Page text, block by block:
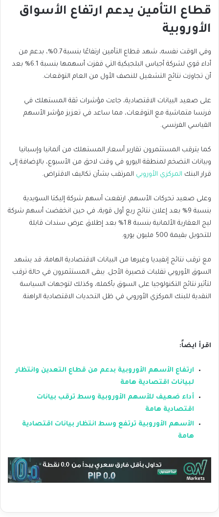
قطاع التأمين يدعم ارتفاع الأسواق
الأوروبية
وفي الوقت نفسه، شهد قطاع التأمين ارتفاعًا بنسبة 0.7%، بدعم من
أداء قوي لشركة أجياس البلجيكية التي قفزت أسهمها بنسبة 6.1% بعد
أن تجاوزت نتائج التشغيل للنصف الأول من العام التوقعات.
على صعيد البيانات الاقتصادية، جاءت مؤشرات ثقة المستهلك في
فرنسا متماشية مع التوقعات، مما ساعد في تعزيز مؤشر الأسهم
القياسي الفرنسي.
كما يترقب المستثمرون تقارير أسعار المستهلك من ألمانيا وإسبانيا
وبيانات التضخم لمنطقة اليورو في وقت لاحق من الأسبوع، بالإضافة إلى
قرار البنك المركزي الأوروبي المرتقب بشأن تكاليف الاقتراض.
وعلى صعيد تحركات الأسهم، ارتفعت أسهم شركة إليكتا السويدية
بنسبة 9% بعد إعلان نتائج ربع أول قوية، في حين انخفضت أسهم شركة
ليج العقارية الألمانية بنسبة 1.8% بعد إطلاق عرض سندات قابلة
للتحويل بقيمة 500 مليون يورو.
مع ترقب نتائج إنفيديا وغيرها من البيانات الاقتصادية الهامة، قد يشهد
السوق الأوروبي تقلبات قصيرة الأجل. يبقى المستثمرون في حالة ترقب
لتأثير نتائج التكنولوجيا على السوق بأكمله، وكذلك لتوجهات السياسة
النقدية للبنك المركزي الأوروبي في ظل التحديات الاقتصادية الراهنة.
اقرأ ايضاً:
ارتفاع الأسهم الأوروبية بدعم من قطاع التعدين وانتظار
لبيانات اقتصادية هامة
أداء ضعيف للأسهم الأوروبية وسط ترقب بيانات
اقتصادية هامة
الأسهم الأوروبية ترتفع وسط انتظار بيانات اقتصادية
هامة